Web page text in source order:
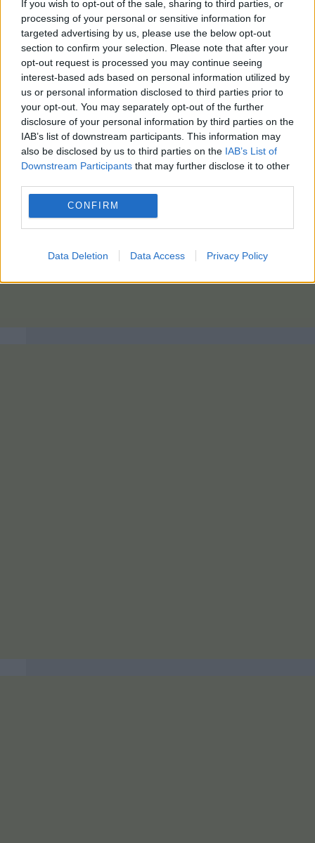
If you wish to opt-out of the sale, sharing to third parties, or
processing of your personal or sensitive information for
targeted advertising by us, please use the below opt-out
section to confirm your selection. Please note that after your
opt-out request is processed you may continue seeing
interest-based ads based on personal information utilized by
us or personal information disclosed to third parties prior to
your opt-out. You may separately opt-out of the further
disclosure of your personal information by third parties on the
IAB’s list of downstream participants. This information may
also be disclosed by us to third parties on the IAB’s List of
Downstream Participants that may further disclose it to other
CONFIRM
Data Deletion Data Access Privacy Policy